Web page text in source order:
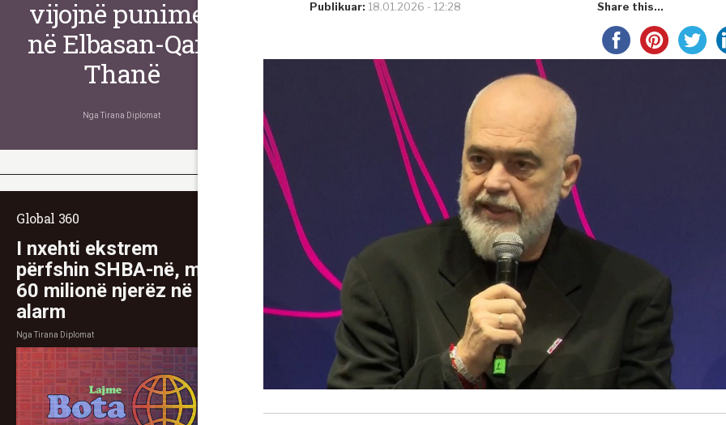
Publikuar: 18.01.2026 - 12:28 Share this...
vijojnë punimet
në Elbasan-Qafë
Thanë
Nga Tirana Diplomat
Global 360
I nxehti ekstrem
përfshin SHBA-në, mbi
60 milionë njerëz në
alarm
NgaTirana Diplomat